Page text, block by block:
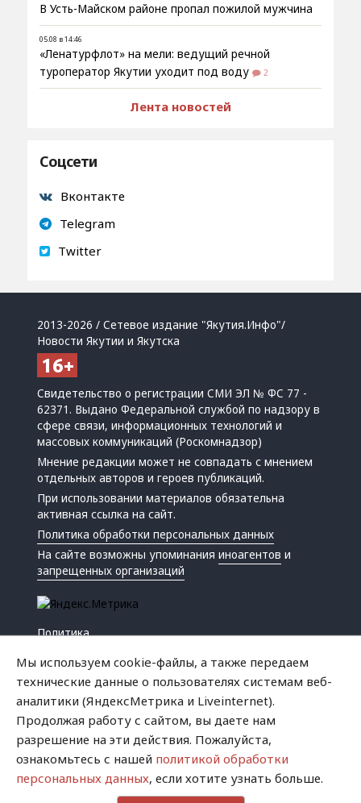
В Усть-Майском районе пропал пожилой мужчина
05.08 в 14:46
«Ленатурфлот» на мели: ведущий речной
туроператор Якутии уходит под воду
2
Лента новостей
Соцсети
Вконтакте
Telegram
Twitter
2013-2026 / Сетевое издание "Якутия.Инфо"/
Новости Якутии и Якутска
Свидетельство о регистрации СМИ ЭЛ № ФС 77 -
62371. Выдано Федеральной службой по надзору в
сфере связи, информационных технологий и
массовых коммуникаций (Роскомнадзор)
Мнение редакции может не совпадать с мнением
отдельных авторов и героев публикаций.
При использовании материалов обязательна
активная ссылка на сайт.
Политика обработки персональных данных
На сайте возможны упоминанияиноагентов и
запрещенных организаций
Политика
Криминал
Успех
Хватит это терпеть
Мы используем cookie-файлы, а также передаем
технические данные о пользователях системам веб-
аналитики (ЯндексМетрика и Liveinternet).
Продолжая работу с сайтом, вы даете нам
разрешение на эти действия. Пожалуйста,
ознакомьтесь с нашей политикой обработки
персональных данных, если хотите узнать больше.